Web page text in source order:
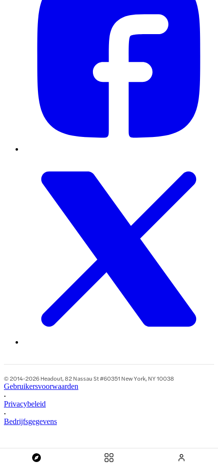
© 2014-2026 Headout, 82 Nassau St #60351 New York, NY 10038
Gebruikersvoorwaarden
•
Privacybeleid
•
Bedrijfsgegevens